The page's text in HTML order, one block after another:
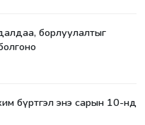
борлуулалтыг
бүртгэл энэ сарын 10-нд